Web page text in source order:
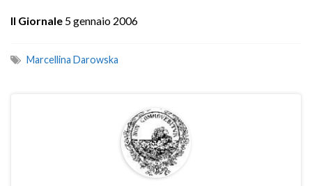
Il Giornale 5 gennaio 2006
Marcellina Darowska